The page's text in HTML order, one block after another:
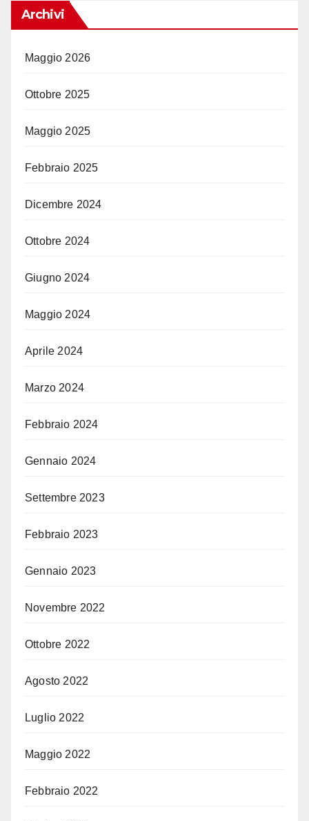
Archivi
Maggio 2026
Ottobre 2025
Maggio 2025
Febbraio 2025
Dicembre 2024
Ottobre 2024
Giugno 2024
Maggio 2024
Aprile 2024
Marzo 2024
Febbraio 2024
Gennaio 2024
Settembre 2023
Febbraio 2023
Gennaio 2023
Novembre 2022
Ottobre 2022
Agosto 2022
Luglio 2022
Maggio 2022
Febbraio 2022